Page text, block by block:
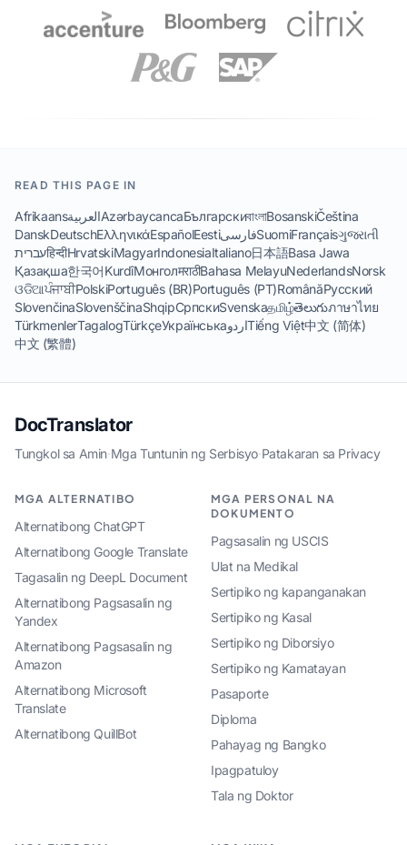
READ THIS PAGE IN
AfrikaansالعربيةAzərbaycancaБългарскиবাংলাBosanskiČeština
DanskDeutschΕλληνικάEspañolEestiفارسیSuomiFrançaisગુજરાતી
עבריתहिन्दीHrvatskiMagyarIndonesiaItaliano日本語Basa Jawa
Қазақша한국어KurdîМонголमराठीBahasa MelayuNederlandsNorsk
ଓଡିଆਪੰਜਾਬੀPolskiPortuguês (BR)Português (PT)RomânăРусский
SlovenčinaSlovenščinaShqipСрпскиSvenskaதமிழ்తెలుగుภาษาไทย
TürkmenlerTagalogTürkçeУкраїнськаاردوTiếng Việt中文 (简体)
中文 (繁體)
DocTranslator
Tungkol sa Amin·Mga Tuntunin ng Serbisyo·Patakaran sa Privacy
MGA ALTERNATIBO
Alternatibong ChatGPT
Alternatibong Google Translate
Tagasalin ng DeepL Document
Alternatibong Pagsasalin ng
Yandex
Alternatibong Pagsasalin ng
Amazon
Alternatibong Microsoft
Translate
Alternatibong QuillBot
MGA PERSONAL NA
DOKUMENTO
Pagsasalin ng USCIS
Ulat na Medikal
Sertipiko ng kapanganakan
Sertipiko ng Kasal
Sertipiko ng Diborsiyo
Sertipiko ng Kamatayan
Pasaporte
Diploma
Pahayag ng Bangko
Ipagpatuloy
Tala ng Doktor